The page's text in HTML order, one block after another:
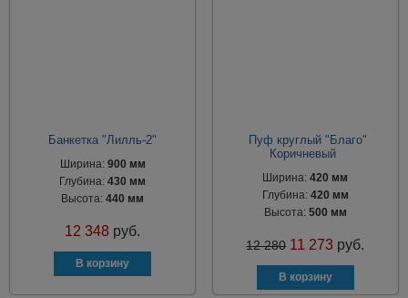
Банкетка "Лилль-2"
Ширина: 900 мм
Глубина:430 мм
Высота:440 мм
12 348 руб.
Пуф круглый "Благо"
Коричневый
Ширина:420 мм
Глубина: 420 мм
Высота: 500 мм
12 280 11 273 руб.